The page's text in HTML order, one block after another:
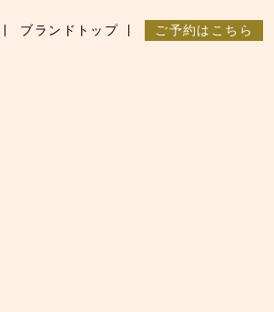
ブランドトップ ご予約はこちら